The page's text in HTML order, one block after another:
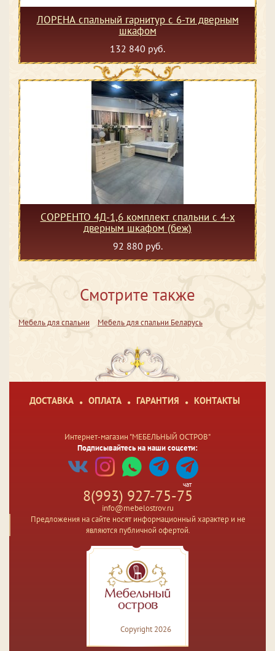
ЛОРЕНА спальный гарнитур с 6-ти дверным
шкафом
132 840 руб.
СОРРЕНТО 4Д-1,6 комплект спальни с 4-х
дверным шкафом (беж)
92 880 руб.
Смотрите также
Мебель для спальни Мебель для спальни Беларусь
ДОСТАВКА ОПЛАТА ГАРАНТИЯ КОНТАКТЫ
Интернет-магазин "МЕБЕЛЬНЫЙ ОСТРОВ"
Подписывайтесь на наши соцсети:
чат
8(993) 927-75-75
info@mebelostrov.ru
Предложения на сайте носят информационный характер и не
являются публичной офертой.
Copyright 2026